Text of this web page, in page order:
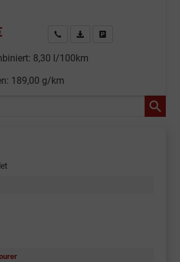
Wir rufen Sie anFahrzeugexposé (PDF)
8,30 l/100km
189,00 g/km